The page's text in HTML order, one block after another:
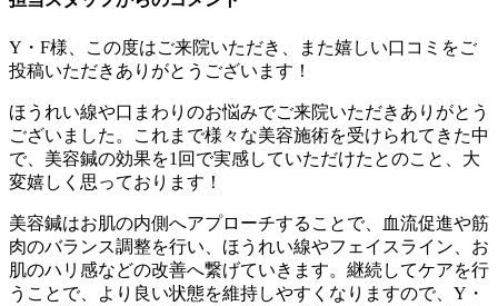
Y・F様、この度はご来院いただき、また嬉しい口コミをご
投稿いただきありがとうございます！
ほうれい線や口まわりのお悩みでご来院いただきありがとう
ございました。これまで様々な美容施術を受けられてきた中
で、美容鍼の効果を1回で実感していただけたとのこと、大
変嬉しく思っております！
美容鍼はお肌の内側へアプローチすることで、血流促進や筋
肉のバランス調整を行い、ほうれい線やフェイスライン、お
肌のハリ感などの改善へ繋げていきます。継続してケアを行
うことで、より良い状態を維持しやすくなりますので、Y・